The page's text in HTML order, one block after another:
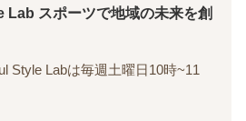
スポーツで地域の未来を創
Style Labは毎週土曜日10時~11